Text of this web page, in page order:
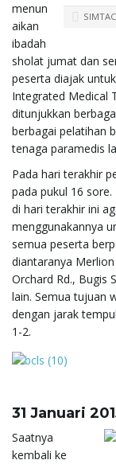
SIMTAC
menun
aikan
ibadah
sholat jumat dan
peserta diajak
Integrated Medical
ditunjukkan
berbagai pelatihan
tenaga paramedis
Pada hari terakhir
pada pukul 16
di hari terakhir ini
menggunakannya
semua peserta
diantaranya
Orchard Rd., Bugis
lain. Semua tujuan
dengan jarak
1-2.
31 Januari
Saatnya
kembali ke